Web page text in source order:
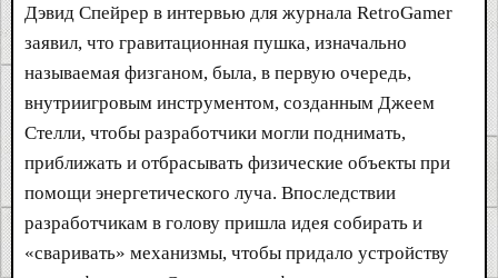
Дэвид Спейрер в интервью для журнала RetroGamer
заявил, что гравитационная пушка, изначально
называемая физганом, была, в первую очередь,
внутриигровым инструментом, созданным Джеем
Стелли, чтобы разработчики могли поднимать,
приближать и отбрасывать физические объекты при
помощи энергетического луча. Впоследствии
разработчикам в голову пришла идея собирать и
«сваривать» механизмы, чтобы придало устройству